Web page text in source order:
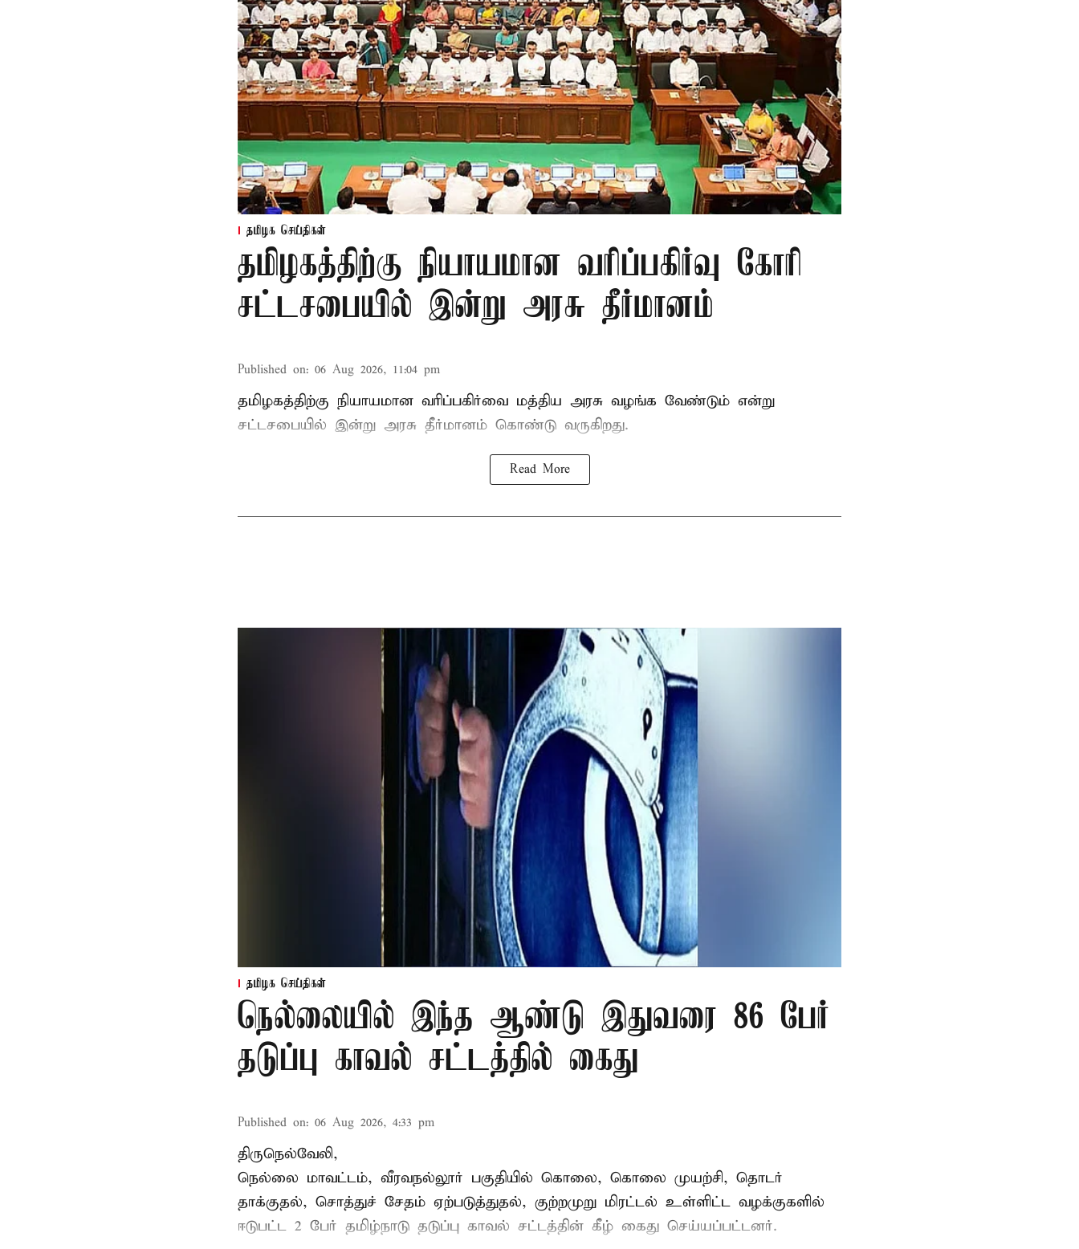
தமிழக செய்திகள்
தமிழகத்திற்கு நியாயமான வரிப்பகிர்வு கோரி
சட்டசபையில் இன்று அரசு தீர்மானம்
Published on: 06 Aug 2026, 11:04 pm
தமிழகத்திற்கு நியாயமான வரிப்பகிர்வை மத்திய அரசு வழங்க வேண்டும் என்று
சட்டசபையில் இன்று அரசு தீர்மானம் கொண்டு வருகிறது.
Read More
தமிழக செய்திகள்
நெல்லையில் இந்த ஆண்டு இதுவரை 86 பேர்
தடுப்பு காவல் சட்டத்தில் கைது
Published on: 06 Aug 2026, 4:33 pm
திருநெல்வேலி,
நெல்லை மாவட்டம், வீரவநல்லூர் பகுதியில் கொலை, கொலை முயற்சி, தொடர்
தாக்குதல், சொத்துச் சேதம் ஏற்படுத்துதல், குற்றமுறு மிரட்டல் உள்ளிட்ட வழக்குகளில்
ஈடுபட்ட 2 பேர் தமிழ்நாடு தடுப்பு காவல் சட்டத்தின் கீழ் கைது செய்யப்பட்டனர்.